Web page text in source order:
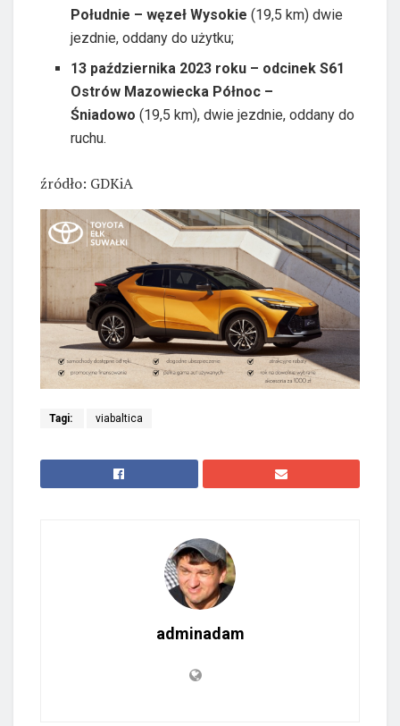
Południe – węzeł Wysokie(19,5 km) dwie
jezdnie, oddany do użytku;
13 października 2023 roku – odcinek S61
Ostrów Mazowiecka Północ –
Śniadowo(19,5 km), dwie jezdnie, oddany do
ruchu.
źródło: GDKiA
Tagi: viabaltica
adminadam